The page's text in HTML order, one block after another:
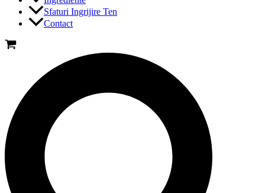
Sfaturi Ingrijire Ten
Contact